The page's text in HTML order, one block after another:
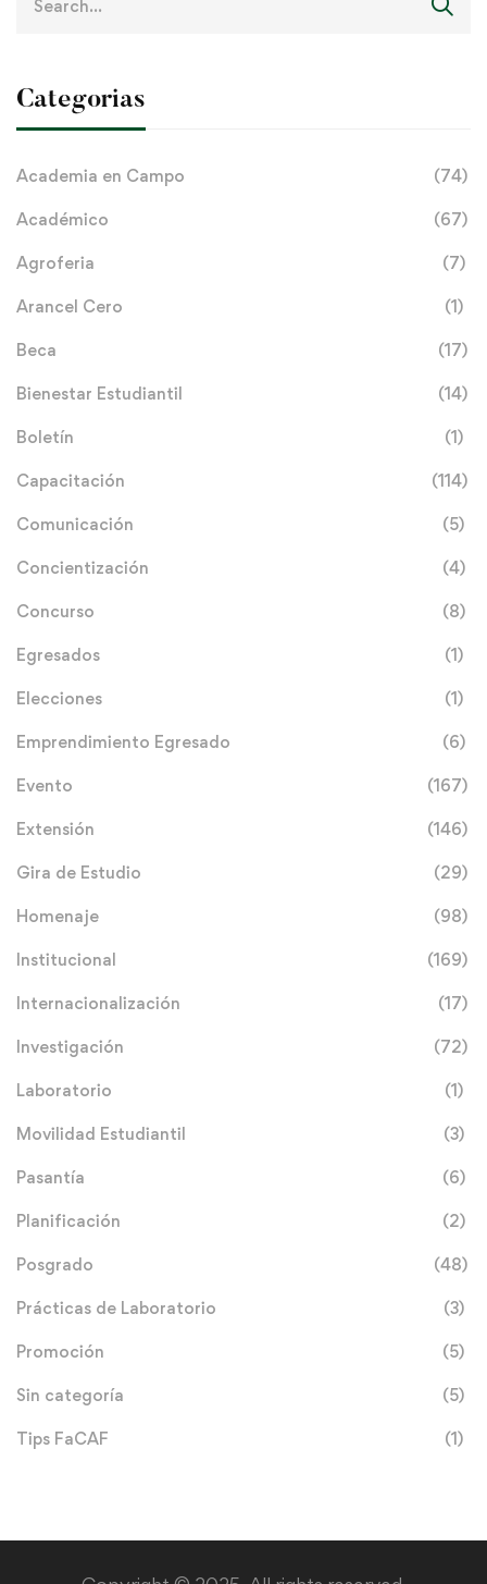
Categorias
Academia en Campo (74)
Académico (67)
Agroferia (7)
Arancel Cero (1)
Beca (17)
Bienestar Estudiantil (14)
Boletín (1)
Capacitación (114)
Comunicación (5)
Concientización (4)
Concurso (8)
Egresados (1)
Elecciones (1)
Emprendimiento Egresado (6)
Evento (167)
Extensión (146)
Gira de Estudio (29)
Homenaje (98)
Institucional (169)
Internacionalización (17)
Investigación (72)
Laboratorio (1)
Movilidad Estudiantil (3)
Pasantía (6)
Planificación (2)
Posgrado (48)
Prácticas de Laboratorio (3)
Promoción (5)
Sin categoría (5)
Tips FaCAF (1)